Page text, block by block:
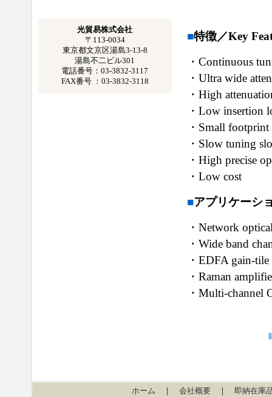
光貿易株式会社
〒113-0034
東京都文京区湯島3-13-8
湯島不二ビル301
電話番号：03-3832-3117
FAX番号 ：03-3832-3118
■特徴／Key
・Continuous
・Ultra wide
・High
・Low insertion
・Small
・Slow tuning
・High precise
・Low cost
■アプリケーシ
・Network
・Wide band
・EDFA gain-
・Raman
・Multi-channel
ホーム 会社概要 即納在庫